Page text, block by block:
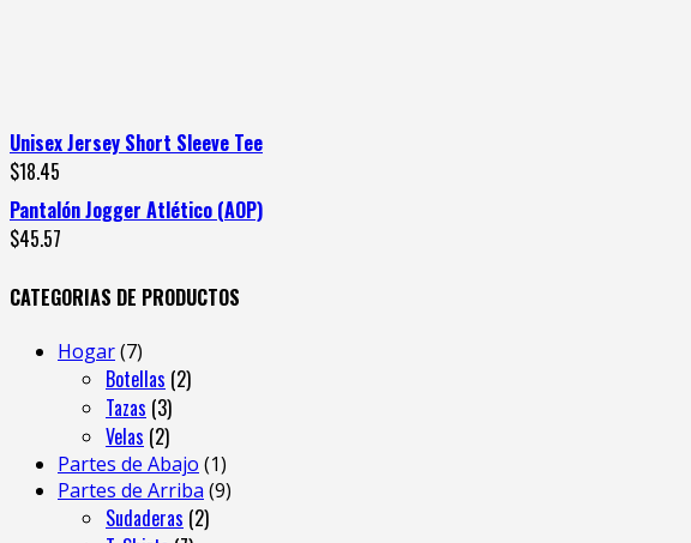
Unisex Jersey Short Sleeve Tee
$18.45
Pantalón Jogger Atlético (AOP)
$45.57
CATEGORIAS DE PRODUCTOS
Hogar 7
Botellas 2
Tazas 3
Velas 2
Partes de Abajo 1
Partes de Arriba 9
Sudaderas 2